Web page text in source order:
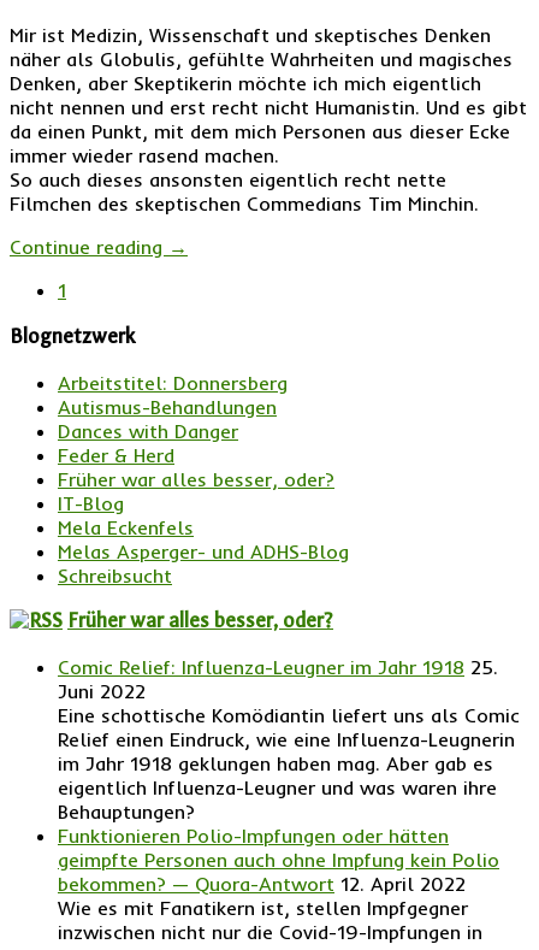
Mir ist Medizin, Wissenschaft und skeptisches Denken
näher als Globulis, gefühlte Wahrheiten und magisches
Denken, aber Skeptikerin möchte ich mich eigentlich
nicht nennen und erst recht nicht Humanistin. Und es gibt
da einen Punkt, mit dem mich Personen aus dieser Ecke
immer wieder rasend machen.
So auch dieses ansonsten eigentlich recht nette
Filmchen des skeptischen Commedians Tim Minchin.
Continue reading →
1
Blognetzwerk
Arbeitstitel: Donnersberg
Autismus-Behandlungen
Dances with Danger
Feder & Herd
Früher war alles besser, oder?
IT-Blog
Mela Eckenfels
Melas Asperger- und ADHS-Blog
Schreibsucht
Früher war alles besser, oder?
Comic Relief: Influenza-Leugner im Jahr 1918 25.
Juni 2022
Eine schottische Komödiantin liefert uns als Comic
Relief einen Eindruck, wie eine Influenza-Leugnerin
im Jahr 1918 geklungen haben mag. Aber gab es
eigentlich Influenza-Leugner und was waren ihre
Behauptungen?
Funktionieren Polio-Impfungen oder hätten
geimpfte Personen auch ohne Impfung kein Polio
bekommen? — Quora-Antwort 12. April 2022
Wie es mit Fanatikern ist, stellen Impfgegner
inzwischen nicht nur die Covid-19-Impfungen in